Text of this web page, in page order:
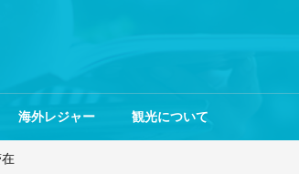
海外レジャー 観光について